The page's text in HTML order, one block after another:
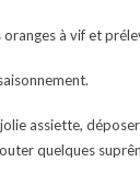
oranges à vif et
assiette,
quelques